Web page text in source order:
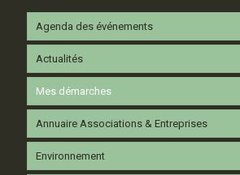
Agenda des événements
Actualités
Mes démarches
Annuaire Associations & Entreprises
Environnement